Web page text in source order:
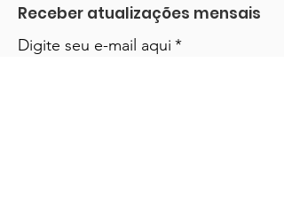
Receber atualizações mensais
Digite seu e-mail aqui *